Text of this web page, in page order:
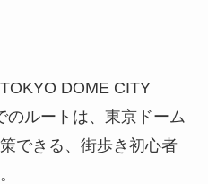
DOME CITY
のルートは、東京ドーム
できる、街歩き初心者